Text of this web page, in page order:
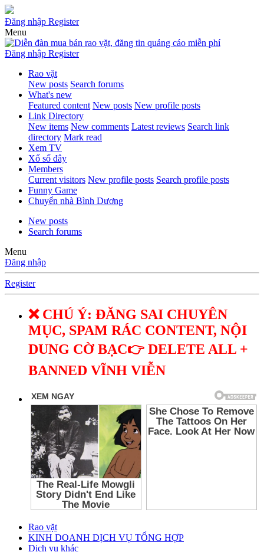
Đăng nhập Register
Menu
Đăng nhập Register
Rao vặt
New posts Search forums
What's new
Featured content New posts New profile posts
Link Directory
New items New comments Latest reviews Search link
directory Mark read
Xem TV
Xổ số đây
Members
Current visitors New profile posts Search profile posts
Funny Game
Chuyển nhà Bình Dương
New posts
Search forums
Menu
Đăng nhập
Register
❌ CHÚ Ý: ĐĂNG SAI CHUYÊN
MỤC, SPAM RÁC CONTENT, NỘI
DUNG CỜ BẠC👉 DELETE ALL +
BANNED VĨNH VIỄN
Rao vặt
KINH DOANH DỊCH VỤ TỔNG HỢP
Dịch vụ khác